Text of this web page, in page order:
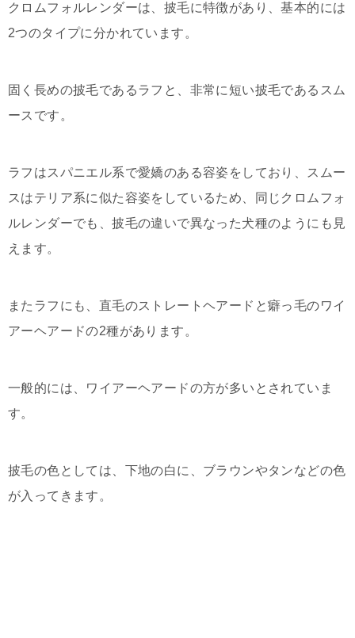
クロムフォルレンダーは、披毛に特徴があり、基本的には
2つのタイプに分かれています。
固く長めの披毛であるラフと、非常に短い披毛であるスム
ースです。
ラフはスパニエル系で愛嬌のある容姿をしており、スムー
スはテリア系に似た容姿をしているため、同じクロムフォ
ルレンダーでも、披毛の違いで異なった犬種のようにも見
えます。
またラフにも、直毛のストレートヘアードと癖っ毛のワイ
アーヘアードの2種があります。
一般的には、ワイアーヘアードの方が多いとされていま
す。
披毛の色としては、下地の白に、ブラウンやタンなどの色
が入ってきます。